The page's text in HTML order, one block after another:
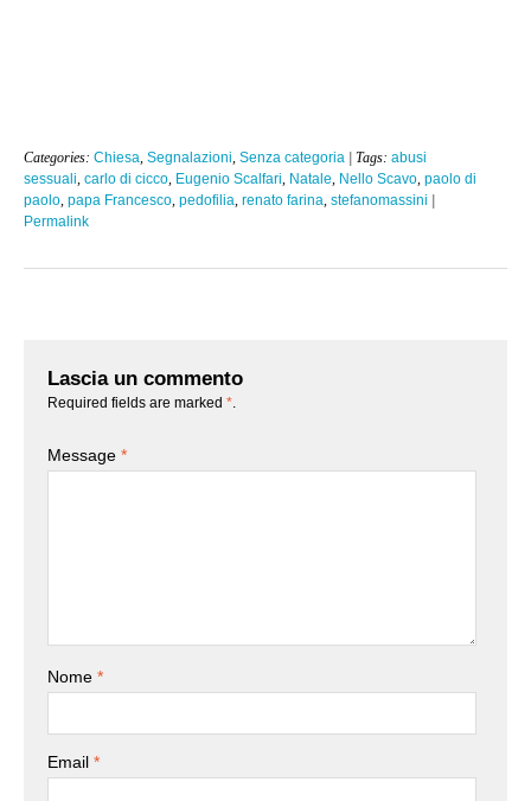
Categories: Chiesa Segnalazioni Senza categoria | Tags: abusi
sessuali carlo di cicco Eugenio Scalfari Natale Nello Scavo paolo di
paolo papa Francesco pedofilia renato farina stefanomassini |
Permalink
Lascia un commento
Required fields are marked *
Message *
Nome *
Email *